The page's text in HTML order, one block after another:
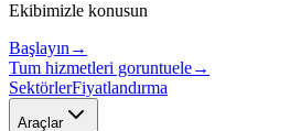
Ekibimizle konusun
Başlayın →
Tum hizmetleri goruntuele→
SektörlerFiyatlandırma
Araçlar